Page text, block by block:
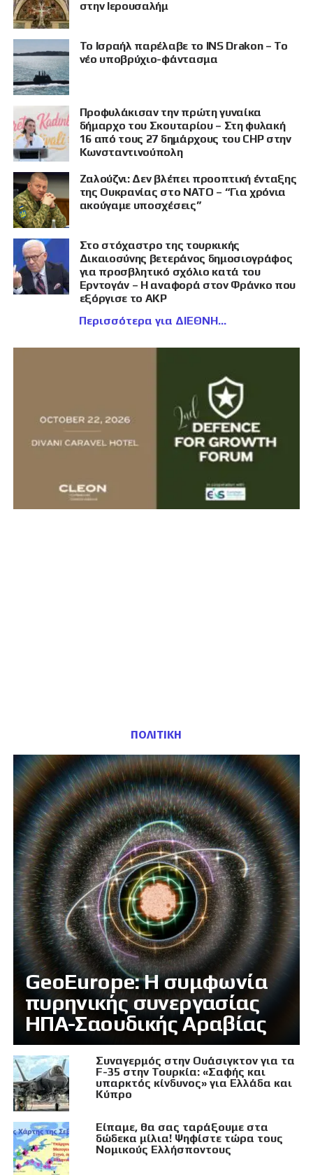
στην Ιερουσαλήμ
Το Ισραήλ παρέλαβε το INS Drakon – Το
νέο υποβρύχιο-φάντασμα
Προφυλάκισαν την πρώτη γυναίκα
δήμαρχο του Σκουταρίου – Στη φυλακή
16 από τους 27 δημάρχους του CHP στην
Κωνσταντινούπολη
Ζαλούζνι: Δεν βλέπει προοπτική ένταξης
της Ουκρανίας στο ΝΑΤΟ – “Για χρόνια
ακούγαμε υποσχέσεις”
Στο στόχαστρο της τουρκικής
Δικαιοσύνης βετεράνος δημοσιογράφος
για προσβλητικό σχόλιο κατά του
Ερντογάν – Η αναφορά στον Φράνκο που
εξόργισε το AKP
Περισσότερα για ΔΙΕΘΝΗ
ΠΟΛΙΤΙΚΗ
GeoEurope: Η συμφωνία
πυρηνικής συνεργασίας
ΗΠΑ-Σαουδικής Αραβίας
Συναγερμός στην Ουάσιγκτον για τα
F-35 στην Τουρκία: «Σαφής και
υπαρκτός κίνδυνος» για Ελλάδα και
Κύπρο
Είπαμε, θα σας ταράξουμε στα
δώδεκα μίλια! Ψηφίστε τώρα τους
Νομικούς Ελλήσποντους